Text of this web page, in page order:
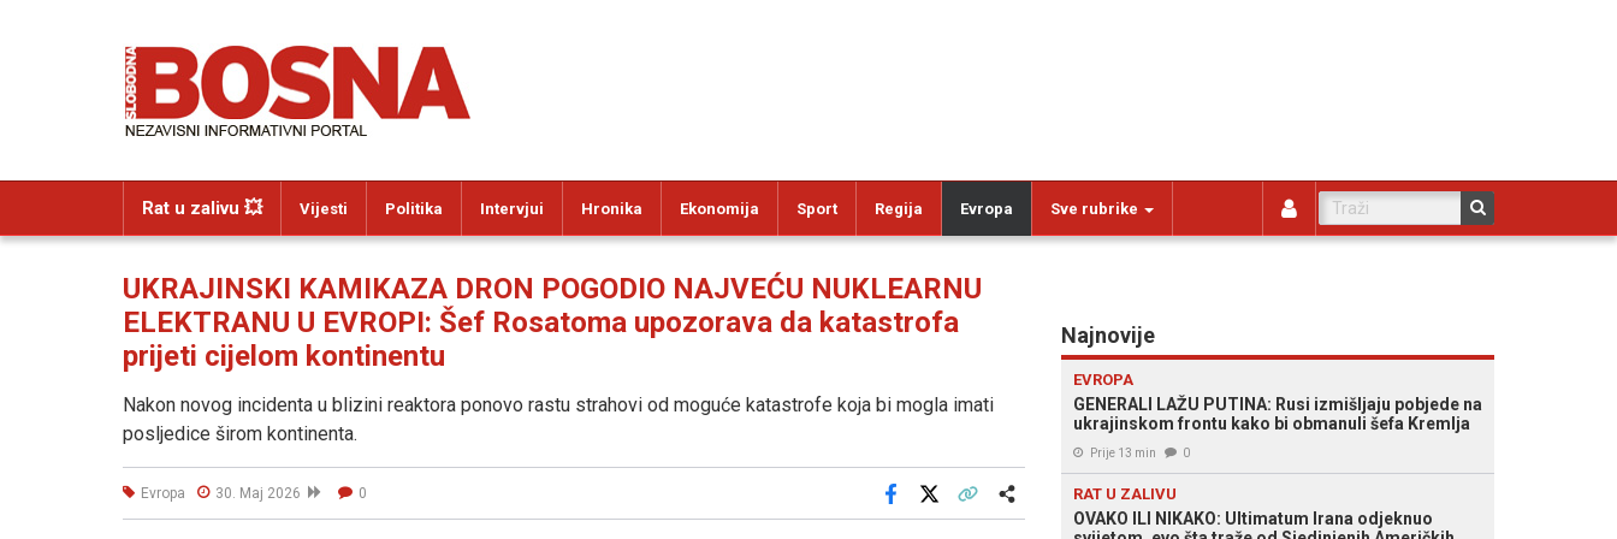
Rat u zalivu 💥 Vijesti Politika Intervjui Hronika Ekonomija Sport Regija Evropa Sve rubrike
UKRAJINSKI KAMIKAZA DRON POGODIO NAJVEĆU NUKLEARNU
ELEKTRANU U EVROPI: Šef Rosatoma upozorava da katastrofa
prijeti cijelom kontinentu
Nakon novog incidenta u blizini reaktora ponovo rastu strahovi od moguće katastrofe koja bi mogla imati
posljedice širom kontinenta.
Evropa 30. Maj 2026 0
Facebook
Najnovije
EVROPA
GENERALI LAŽU PUTINA: Rusi izmišljaju pobjede na
ukrajinskom frontu kako bi obmanuli šefa Kremlja
Prije 13 min 0
RAT U ZALIVU
OVAKO ILI NIKAKO: Ultimatum Irana odjeknuo